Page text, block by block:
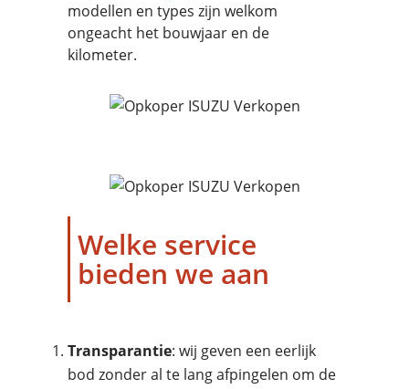
modellen en types zijn welkom
ongeacht het bouwjaar en de
kilometer.
Welke service
bieden we aan
Transparantie: wij geven een eerlijk
bod zonder al te lang afpingelen om de